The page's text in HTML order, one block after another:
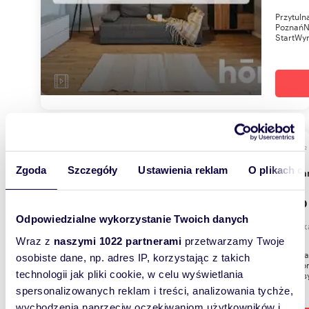
Zgoda Szczegóły Ustawienia reklam O plikach
Odpowiedzialne wykorzystanie Twoich danych
Wraz z naszymi 1022 partnerami przetwarzamy Twoje
osobiste dane, np. adres IP, korzystając z takich
technologii jak pliki cookie, w celu wyświetlania
spersonalizowanych reklam i treści, analizowania tychże,
2
2
Lokal